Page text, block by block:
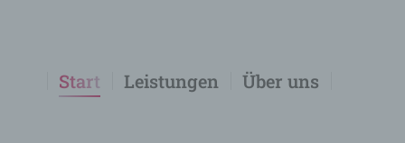
Start Leistungen Über uns